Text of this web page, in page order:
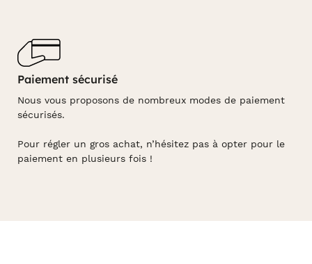
Paiement sécurisé
Nous vous proposons de nombreux modes de paiement
sécurisés.
Pour régler un gros achat, n’hésitez pas à opter pour le
paiement en plusieurs fois !